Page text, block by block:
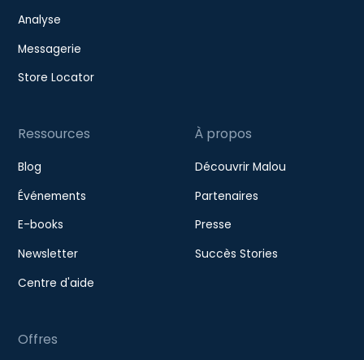
Analyse
Messagerie
Store Locator
Ressources
Blog
Événements
E-books
Newsletter
Centre d'aide
À propos
Découvrir Malou
Partenaires
Presse
Succès Stories
Offres